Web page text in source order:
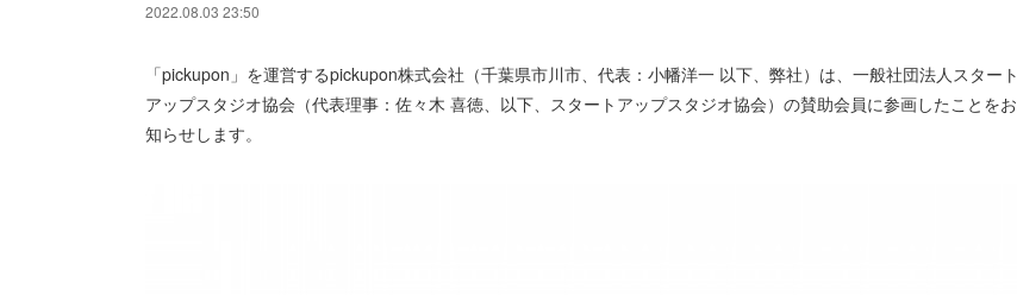
2022.08.03 23:50
「pickupon」を運営するpickupon株式会社（千葉県市川市、代表：小幡洋一 以下、弊社）は、一般社団法人スタート
アップスタジオ協会（代表理事：佐々木 喜徳、以下、スタートアップスタジオ協会）の賛助会員に参画したことをお
知らせします。